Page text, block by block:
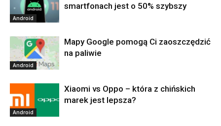
Android
smartfonach jest o 50% szybszy
Android
Mapy Google pomogą Ci zaoszczędzić
na paliwie
Android
Xiaomi vs Oppo – która z chińskich
marek jest lepsza?